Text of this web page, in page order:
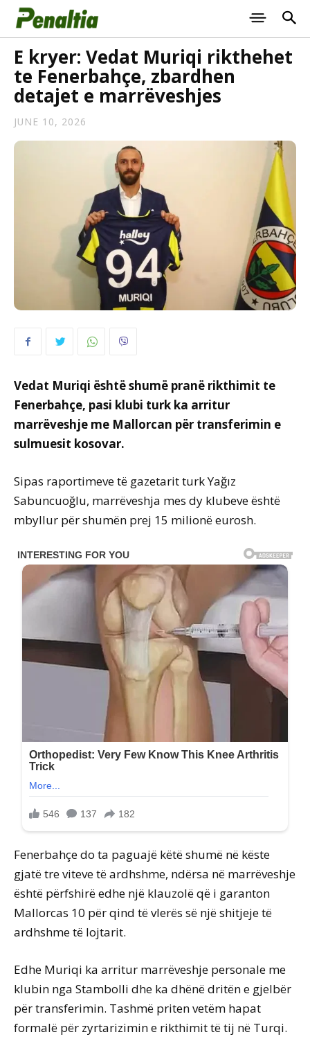
E kryer: Vedat Muriqi rikthehet
te Fenerbahçe, zbardhen
detajet e marrëveshjes
JUNE 10, 2026
Vedat Muriqi është shumë pranë rikthimit te
Fenerbahçe, pasi klubi turk ka arritur
marrëveshje me Mallorcan për transferimin e
sulmuesit kosovar.
Sipas raportimeve të gazetarit turk Yağız
Sabuncuoğlu, marrëveshja mes dy klubeve është
mbyllur për shumën prej 15 milionë eurosh.
Fenerbahçe do ta paguajë këtë shumë në këste
gjatë tre viteve të ardhshme, ndërsa në marrëveshje
është përfshirë edhe një klauzolë që i garanton
Mallorcas 10 për qind të vlerës së një shitjeje të
ardhshme të lojtarit.
Edhe Muriqi ka arritur marrëveshje personale me
klubin nga Stambolli dhe ka dhënë dritën e gjelbër
për transferimin. Tashmë priten vetëm hapat
formalë për zyrtarizimin e rikthimit të tij në Turqi.